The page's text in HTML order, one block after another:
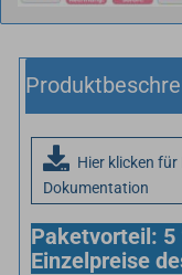
Hier klicken
Dokumentation
Paketvorteil: 5
Einzelpreise